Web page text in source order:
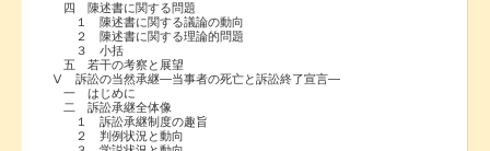
四 陳述書に関する問題
１ 陳述書に関する議論の動向
２ 陳述書に関する理論的問題
３ 小括
五 若干の考察と展望
Ⅴ 訴訟の当然承継―当事者の死亡と訴訟終了宣言―
一 はじめに
二 訴訟承継全体像
１ 訴訟承継制度の趣旨
２ 判例状況と動向